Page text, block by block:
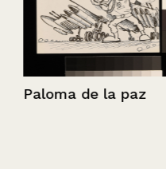
Paloma de la paz